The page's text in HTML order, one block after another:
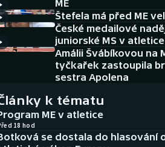
Aplikace ČT sport
AZ kvíz
ME
Štefela má před ME
České medailové
juniorské MS v atletice
Amálii Švábíkovou na
tyčkařek zastoupila
sestra Apolena
k tématu
ME v atletice
18 hod
se dostala do hlasování